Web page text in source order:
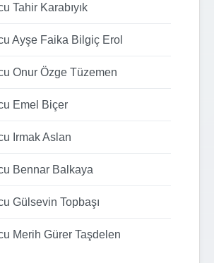
Tahir Karabıyık
Ayşe Faika Bilgiç Erol
Onur Özge Tüzemen
Emel Biçer
Irmak Aslan
Bennar Balkaya
Gülsevin Topbaşı
Merih Gürer Taşdelen